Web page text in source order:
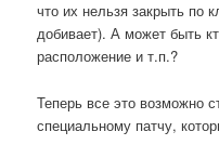
что их нельзя закрыть по
добивает). А может быть
расположение и т.п.?
Теперь все это возможно
специальному патчу,